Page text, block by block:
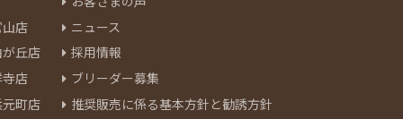
店
丘店
店
町店
ニュース
採用情報
ブリーダー募集
推奨販売に係る基本方針と勧誘方針